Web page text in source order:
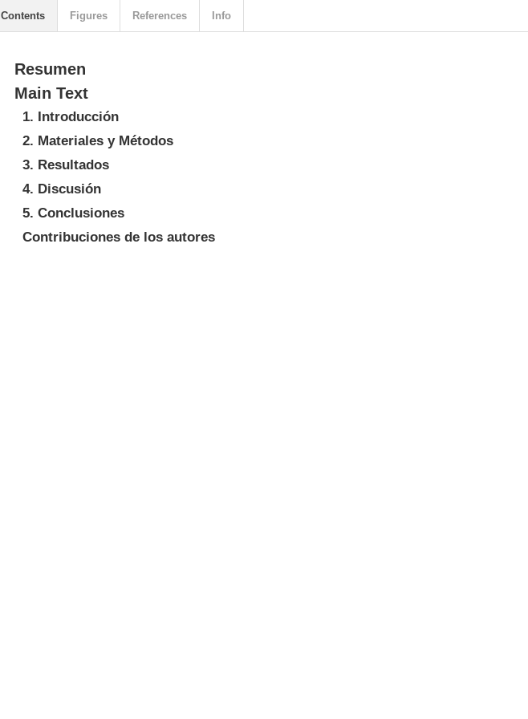
Resumen
Main Text
1. Introducción
2. Materiales y Métodos
3. Resultados
4. Discusión
5. Conclusiones
Contribuciones de los autores
Contents Figures References Info